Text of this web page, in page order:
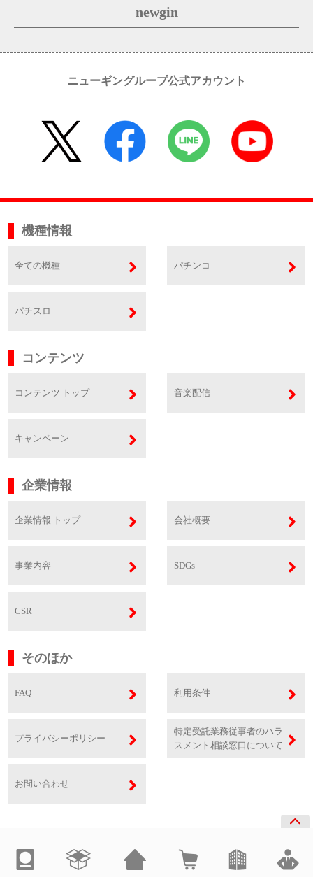
newgin
ニューギングループ公式アカウント
機種情報
全ての機種 パチンコ
パチスロ
コンテンツ
コンテンツ トップ 音楽配信
キャンペーン
企業情報
企業情報 トップ 会社概要
事業内容 SDGs
CSR
そのほか
FAQ 利用条件
プライバシーポリシー
特定受託業務従事者のハラ
スメント相談窓口について
お問い合わせ